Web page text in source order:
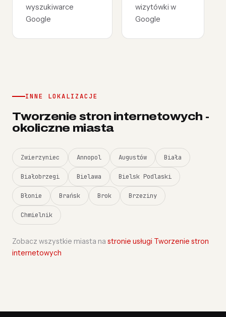
wyszukiwarce
Google
wizytówki w
Google
INNE LOKALIZACJE
Tworzenie stron internetowych -
okoliczne miasta
Zwierzyniec Annopol Augustów Biała
Białobrzegi Bielawa Bielsk Podlaski
Błonie Brańsk Brok Brzeziny
Chmielnik
Zobacz wszystkie miasta na stronie usługi Tworzenie stron
internetowych